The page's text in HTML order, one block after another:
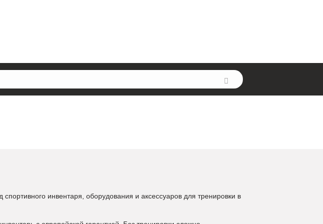
инвентаря, оборудования и аксессуаров для тренировки в